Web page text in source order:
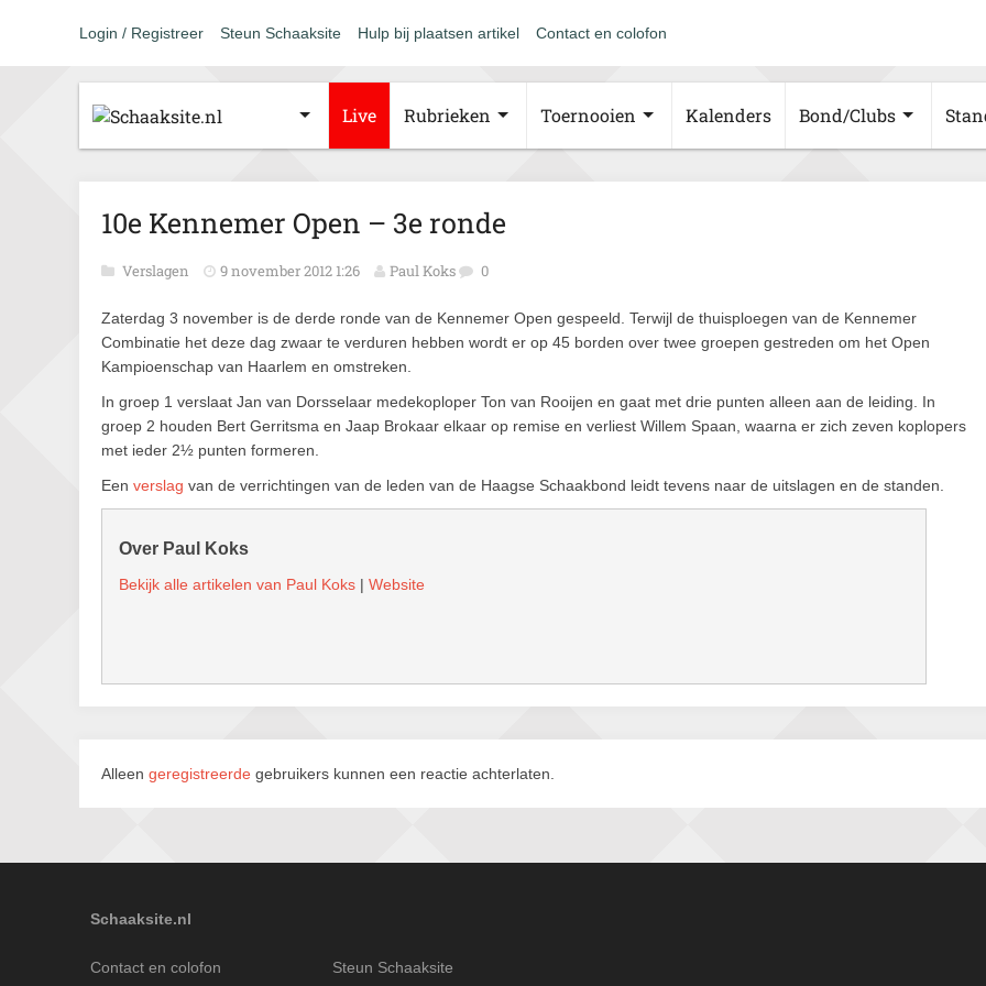
Login / Registreer Steun Schaaksite Hulp bij plaatsen artikel Contact en colofon
Live Rubrieken Toernooien Kalenders Bond/Clubs
10e Kennemer Open – 3e ronde
Verslagen 9 november 2012 1:26 Paul Koks 0
Zaterdag 3 november is de derde ronde van de Kennemer Open gespeeld. Terwijl de thuisploegen van de Kennemer
Combinatie het deze dag zwaar te verduren hebben wordt er op 45 borden over twee groepen gestreden om het Open
Kampioenschap van Haarlem en omstreken.
In groep 1 verslaat Jan van Dorsselaar medekoploper Ton van Rooijen en gaat met drie punten alleen aan de leiding. In
groep 2 houden Bert Gerritsma en Jaap Brokaar elkaar op remise en verliest Willem Spaan, waarna er zich zeven koplopers
met ieder 2½ punten formeren.
Een verslag van de verrichtingen van de leden van de Haagse Schaakbond leidt tevens naar de uitslagen en de standen.
Over Paul Koks
Bekijk alle artikelen van Paul Koks | Website
Alleen geregistreerde gebruikers kunnen een reactie achterlaten.
Schaaksite.nl
Contact en colofon
Steun Schaaksite